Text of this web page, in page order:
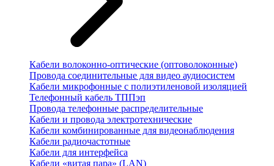
Кабели волоконно-оптические (оптоволоконные)
Провода соединительные для видео аудиосистем
Кабели микрофонные с полиэтиленовой изоляцией
Телефонный кабель ТППэп
Провода телефонные распределительные
Кабели и провода электротехнические
Кабели комбинированные для видеонаблюдения
Кабели радиочастотные
Кабели для интерфейса
Кабели «витая пара» (LAN)